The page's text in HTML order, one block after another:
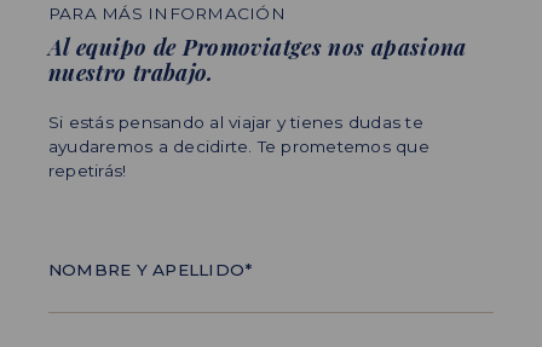
PARA MÁS INFORMACIÓN
Al equipo de Promoviatges nos apasiona
nuestro trabajo.
Si estás pensando al viajar y tienes dudas te
ayudaremos a decidirte. Te prometemos que
repetirás!
NOMBRE Y APELLIDO*